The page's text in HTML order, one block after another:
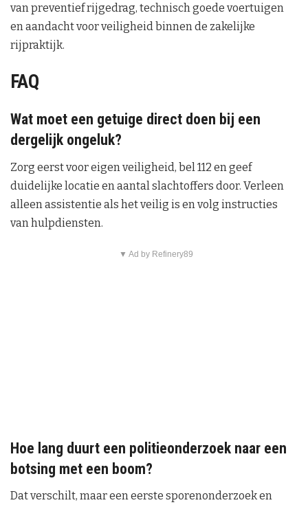
van preventief rijgedrag, technisch goede voertuigen
en aandacht voor veiligheid binnen de zakelijke
rijpraktijk.
FAQ
Wat moet een getuige direct doen bij een
dergelijk ongeluk?
Zorg eerst voor eigen veiligheid, bel 112 en geef
duidelijke locatie en aantal slachtoffers door. Verleen
alleen assistentie als het veilig is en volg instructies
van hulpdiensten.
▼ Ad by Refinery89
Hoe lang duurt een politieonderzoek naar een
botsing met een boom?
Dat verschilt, maar een eerste sporenonderzoek en